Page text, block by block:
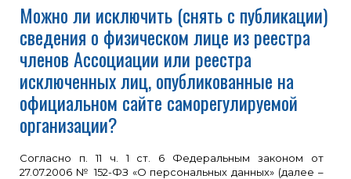
Можно ли исключить (снять с публикации)
сведения о физическом лице из реестра
членов Ассоциации или реестра
исключенных лиц, опубликованные на
официальном сайте саморегулируемой
организации?
Согласно п. 11 ч. 1 ст. 6 Федеральным законом от
27.07.2006 № 152-ФЗ «О персональных данных» (далее –